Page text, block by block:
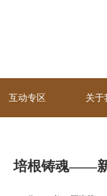
互动专区 关于
培根铸魂——